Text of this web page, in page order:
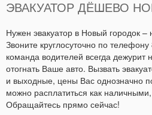
ЭВАКУАТОР ДЁШЕВО
Нужен эвакуатор в Новый городок
Звоните круглосуточно по
команда водителей всегда дежурит
отогнать Ваше авто. Вызвать
и выходные, цены Вас однозначно
можно расплатиться как
Обращайтесь прямо сейчас!